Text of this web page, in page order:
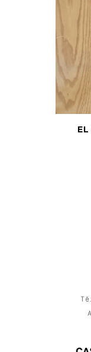
EL